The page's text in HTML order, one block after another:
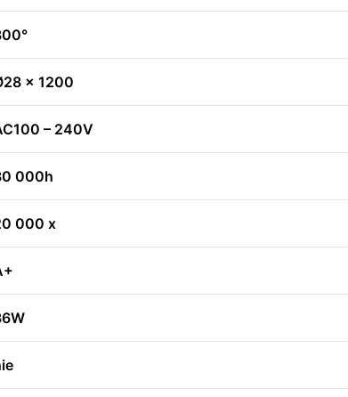
x 1200
– 240V
000h
000 x